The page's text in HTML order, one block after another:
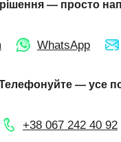
— просто
WhatsApp
— усе
+38 067 242 40 92